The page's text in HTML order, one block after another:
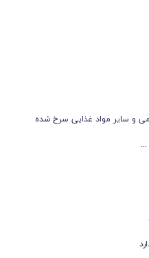
و سایر مواد غذایی سرخ شده